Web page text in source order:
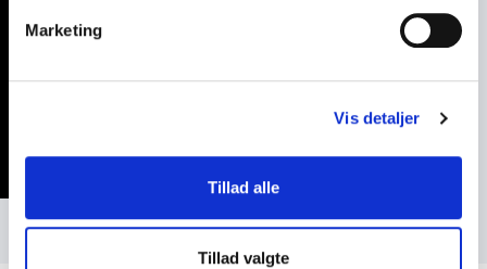
Marketing
Vis detaljer
Tillad alle
Tillad valgte